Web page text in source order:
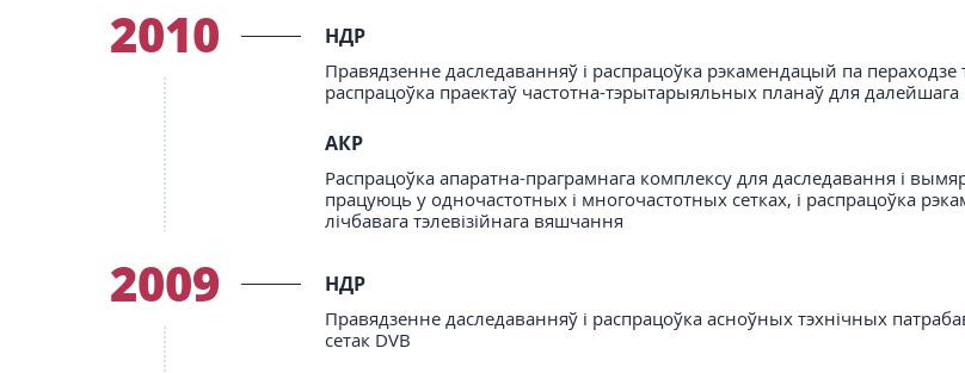
2010 НДР
Правядзенне даследаванняў і распрацоўка рэкамендацый па пераходзе
распрацоўка праектаў частотна-тэрытарыяльных планаў для далейшага
АКР
Распрацоўка апаратна-праграмнага комплексу для даследавання і
працуюць у одночастотных і многочастотных сетках, і распрацоўка
лічбавага тэлевізійнага вяшчання
2009 НДР
Правядзенне даследаванняў і распрацоўка асноўных тэхнічных
сетак DVB